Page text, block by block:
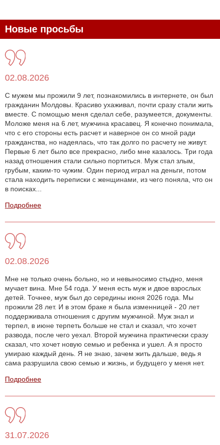
Новые просьбы
02.08.2026
С мужем мы прожили 9 лет, познакомились в интернете, он был
гражданин Молдовы. Красиво ухаживал, почти сразу стали жить
вместе. С помощью меня сделал себе, разумеется, документы.
Моложе меня на 6 лет, мужчина красавец. Я конечно понимала,
что с его стороны есть расчет и наверное он со мной ради
гражданства, но надеялась, что так долго по расчету не живут.
Первые 6 лет было все прекрасно, либо мне казалось. Три года
назад отношения стали сильно портиться. Муж стал злым,
грубым, каким-то чужим. Один период играл на деньги, потом
стала находить переписки с женщинами, из чего поняла, что он
в поисках...
Подробнее
02.08.2026
Мне не только очень больно, но и невыносимо стыдно, меня
мучает вина. Мне 54 года. У меня есть муж и двое взрослых
детей. Точнее, муж был до середины июня 2026 года. Мы
прожили 28 лет. И в этом браке я была изменницей - 20 лет
поддерживала отношения с другим мужчиной. Муж знал и
терпел, в июне терпеть больше не стал и сказал, что хочет
развода, после чего уехал. Второй мужчина практически сразу
сказал, что хочет новую семью и ребенка и ушел. А я просто
умираю каждый день. Я не знаю, зачем жить дальше, ведь я
сама разрушила свою семью и жизнь, и будущего у меня нет.
Подробнее
31.07.2026